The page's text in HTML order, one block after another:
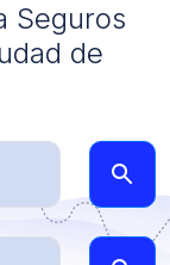
Seguros
de